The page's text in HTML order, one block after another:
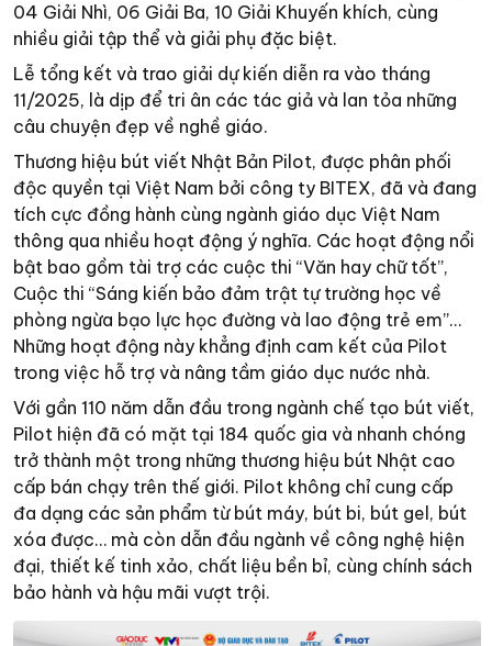
04 Giải Nhì, 06 Giải Ba, 10 Giải Khuyến khích, cùng
nhiều giải tập thể và giải phụ đặc biệt.
Lễ tổng kết và trao giải dự kiến diễn ra vào tháng
11/2025, là dịp để tri ân các tác giả và lan tỏa những
câu chuyện đẹp về nghề giáo.
Thương hiệu bút viết Nhật Bản Pilot, được phân phối
độc quyền tại Việt Nam bởi công ty BITEX, đã và đang
tích cực đồng hành cùng ngành giáo dục Việt Nam
thông qua nhiều hoạt động ý nghĩa. Các hoạt động nổi
bật bao gồm tài trợ các cuộc thi “Văn hay chữ tốt”,
Cuộc thi “Sáng kiến bảo đảm trật tự trường học về
phòng ngừa bạo lực học đường và lao động trẻ em”...
Những hoạt động này khẳng định cam kết của Pilot
trong việc hỗ trợ và nâng tầm giáo dục nước nhà.
Với gần 110 năm dẫn đầu trong ngành chế tạo bút viết,
Pilot hiện đã có mặt tại 184 quốc gia và nhanh chóng
trở thành một trong những thương hiệu bút Nhật cao
cấp bán chạy trên thế giới. Pilot không chỉ cung cấp
đa dạng các sản phẩm từ bút máy, bút bi, bút gel, bút
xóa được… mà còn dẫn đầu ngành về công nghệ hiện
đại, thiết kế tinh xảo, chất liệu bền bỉ, cùng chính sách
bảo hành và hậu mãi vượt trội.